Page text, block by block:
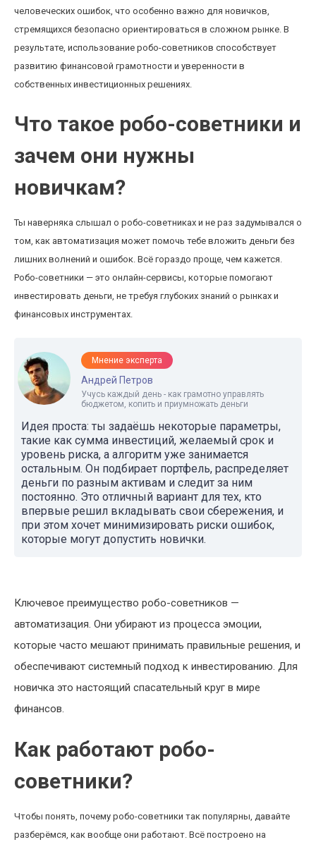
человеческих ошибок, что особенно важно для новичков,
стремящихся безопасно ориентироваться в сложном рынке. В
результате, использование робо-советников способствует
развитию финансовой грамотности и уверенности в
собственных инвестиционных решениях.
Что такое робо-советники и
зачем они нужны
новичкам?
Ты наверняка слышал о робо-советниках и не раз задумывался о
том, как автоматизация может помочь тебе вложить деньги без
лишних волнений и ошибок. Всё гораздо проще, чем кажется.
Робо-советники — это онлайн-сервисы, которые помогают
инвестировать деньги, не требуя глубоких знаний о рынках и
финансовых инструментах.
Мнение эксперта
Андрей Петров
Учусь каждый день - как грамотно управлять
бюджетом, копить и приумножать деньги
Идея проста: ты задаёшь некоторые параметры,
такие как сумма инвестиций, желаемый срок и
уровень риска, а алгоритм уже занимается
остальным. Он подбирает портфель, распределяет
деньги по разным активам и следит за ним
постоянно. Это отличный вариант для тех, кто
впервые решил вкладывать свои сбережения, и
при этом хочет минимизировать риски ошибок,
которые могут допустить новички.
Ключевое преимущество робо-советников —
автоматизация. Они убирают из процесса эмоции,
которые часто мешают принимать правильные решения, и
обеспечивают системный подход к инвестированию. Для
новичка это настоящий спасательный круг в мире
финансов.
Как работают робо-
советники?
Чтобы понять, почему робо-советники так популярны, давайте
разберёмся, как вообще они работают. Всё построено на